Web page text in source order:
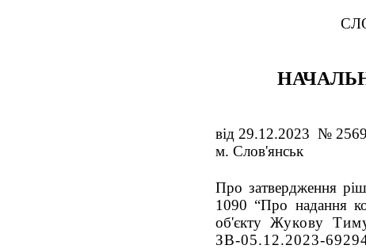
від 29.12.2023 № 2569
м. Слов'янськ
Про затвердження
1090 “Про надання
об'єкту Жукову
ЗВ-05.12.2023-